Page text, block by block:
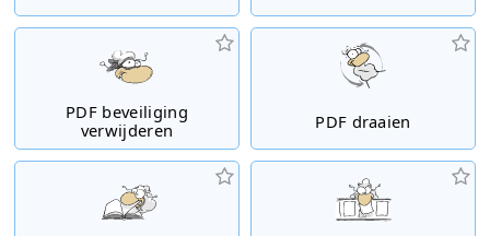
PDF beveiliging
verwijderen
PDF draaien